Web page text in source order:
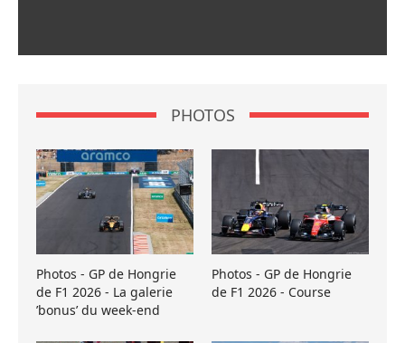
PHOTOS
Photos - GP de Hongrie
de F1 2026 - La galerie
’bonus’ du week-end
Photos - GP de Hongrie
de F1 2026 - Course